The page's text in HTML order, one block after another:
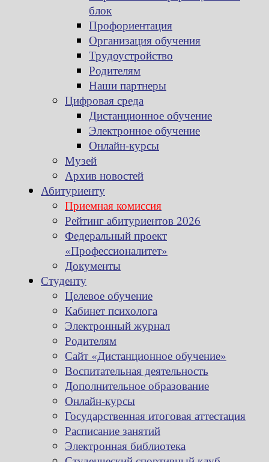
блок
Профориентация
Организация обучения
Трудоустройство
Родителям
Наши партнеры
Цифровая среда
Дистанционное обучение
Электронное обучение
Онлайн-курсы
Музей
Архив новостей
Абитуриенту
Приемная комиссия
Рейтинг абитуриентов 2026
Федеральный проект
«Профессионалитет»
Документы
Студенту
Целевое обучение
Кабинет психолога
Электронный журнал
Родителям
Сайт «Дистанционное обучение»
Воспитательная деятельность
Дополнительное образование
Онлайн-курсы
Государственная итоговая аттестация
Расписание занятий
Электронная библиотека